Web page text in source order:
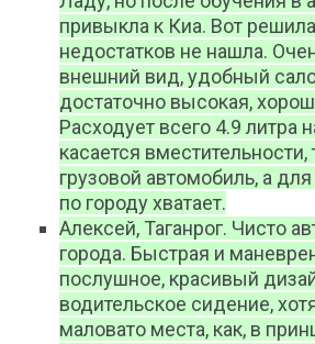
привыкла к Киа. Вот
недостатков не нашла.
внешний вид, удобный
достаточно высокая,
Расходует всего 4.9 литра
касается вместительности,
грузовой автомобиль, а
по городу хватает.
Алексей, Таганрог. Чисто
города. Быстрая и
послушное, красивый
водительское сидение,
маловато места, как, в